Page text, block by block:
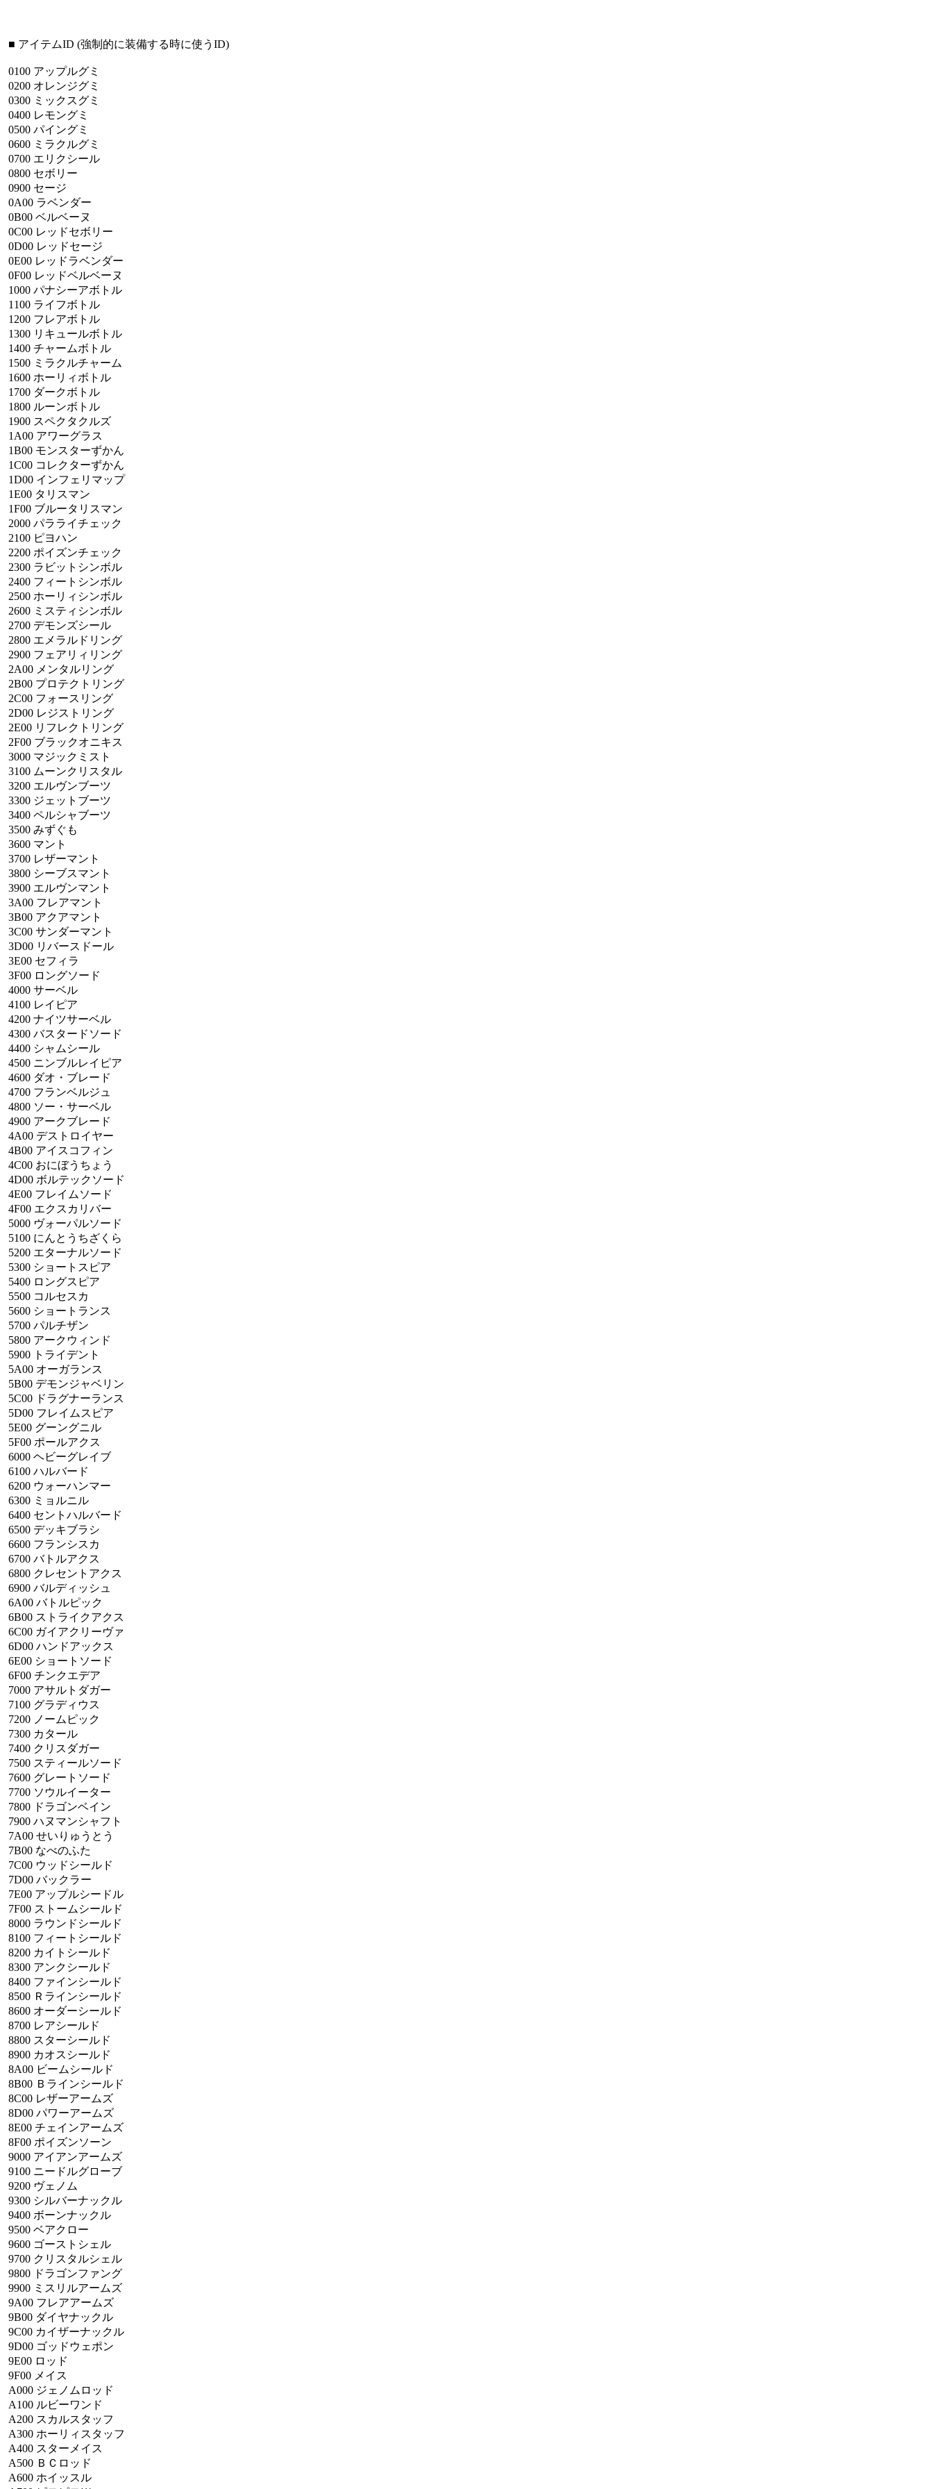
■ アイテムID (強制的に装備する時に使うID)
0100 アップルグミ
0200 オレンジグミ
0300 ミックスグミ
0400 レモングミ
0500 パイングミ
0600 ミラクルグミ
0700 エリクシール
0800 セボリー
0900 セージ
0A00 ラベンダー
0B00 ベルベーヌ
0C00 レッドセボリー
0D00 レッドセージ
0E00 レッドラベンダー
0F00 レッドベルベーヌ
1000 パナシーアボトル
1100 ライフボトル
1200 フレアボトル
1300 リキュールボトル
1400 チャームボトル
1500 ミラクルチャーム
1600 ホーリィボトル
1700 ダークボトル
1800 ルーンボトル
1900 スペクタクルズ
1A00 アワーグラス
1B00 モンスターずかん
1C00 コレクターずかん
1D00 インフェリマップ
1E00 タリスマン
1F00 ブルータリスマン
2000 パラライチェック
2100 ピヨハン
2200 ポイズンチェック
2300 ラビットシンボル
2400 フィートシンボル
2500 ホーリィシンボル
2600 ミスティシンボル
2700 デモンズシール
2800 エメラルドリング
2900 フェアリィリング
2A00 メンタルリング
2B00 プロテクトリング
2C00 フォースリング
2D00 レジストリング
2E00 リフレクトリング
2F00 ブラックオニキス
3000 マジックミスト
3100 ムーンクリスタル
3200 エルヴンブーツ
3300 ジェットブーツ
3400 ペルシャブーツ
3500 みずぐも
3600 マント
3700 レザーマント
3800 シーブスマント
3900 エルヴンマント
3A00 フレアマント
3B00 アクアマント
3C00 サンダーマント
3D00 リバースドール
3E00 セフィラ
3F00 ロングソード
4000 サーベル
4100 レイピア
4200 ナイツサーベル
4300 バスタードソード
4400 シャムシール
4500 ニンブルレイピア
4600 ダオ・ブレード
4700 フランベルジュ
4800 ソー・サーベル
4900 アークブレード
4A00 デストロイヤー
4B00 アイスコフィン
4C00 おにぼうちょう
4D00 ボルテックソード
4E00 フレイムソード
4F00 エクスカリバー
5000 ヴォーパルソード
5100 にんとうちざくら
5200 エターナルソード
5300 ショートスピア
5400 ロングスピア
5500 コルセスカ
5600 ショートランス
5700 パルチザン
5800 アークウィンド
5900 トライデント
5A00 オーガランス
5B00 デモンジャベリン
5C00 ドラグナーランス
5D00 フレイムスピア
5E00 グーングニル
5F00 ポールアクス
6000 ヘビーグレイブ
6100 ハルバード
6200 ウォーハンマー
6300 ミョルニル
6400 セントハルバード
6500 デッキブラシ
6600 フランシスカ
6700 バトルアクス
6800 クレセントアクス
6900 バルディッシュ
6A00 バトルピック
6B00 ストライクアクス
6C00 ガイアクリーヴァ
6D00 ハンドアックス
6E00 ショートソード
6F00 チンクエデア
7000 アサルトダガー
7100 グラディウス
7200 ノームピック
7300 カタール
7400 クリスダガー
7500 スティールソード
7600 グレートソード
7700 ソウルイーター
7800 ドラゴンベイン
7900 ハヌマンシャフト
7A00 せいりゅうとう
7B00 なべのふた
7C00 ウッドシールド
7D00 バックラー
7E00 アップルシードル
7F00 ストームシールド
8000 ラウンドシールド
8100 フィートシールド
8200 カイトシールド
8300 アンクシールド
8400 ファインシールド
8500 Ｒラインシールド
8600 オーダーシールド
8700 レアシールド
8800 スターシールド
8900 カオスシールド
8A00 ビームシールド
8B00 Ｂラインシールド
8C00 レザーアームズ
8D00 パワーアームズ
8E00 チェインアームズ
8F00 ポイズンソーン
9000 アイアンアームズ
9100 ニードルグローブ
9200 ヴェノム
9300 シルバーナックル
9400 ボーンナックル
9500 ベアクロー
9600 ゴーストシェル
9700 クリスタルシェル
9800 ドラゴンファング
9900 ミスリルアームズ
9A00 フレアアームズ
9B00 ダイヤナックル
9C00 カイザーナックル
9D00 ゴッドウェポン
9E00 ロッド
9F00 メイス
A000 ジェノムロッド
A100 ルビーワンド
A200 スカルスタッフ
A300 ホーリィスタッフ
A400 スターメイス
A500 ＢＣロッド
A600 ホイッスル